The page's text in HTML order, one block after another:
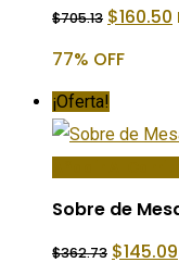
$705.13 El
precio
era:
$160.50
77% OFF
¡Oferta!
Sobre de
$362.73 El
precio
$145.09